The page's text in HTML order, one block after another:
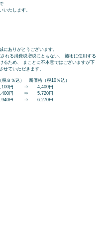
いたします。
にありがとうございます。
れる消費税増税にともない、 施術に使用する
るため、 まことに不本意ではございますが下
せていただきます。
８％込） 新価格（税10％込）
円 ⇒ 4,400円
チ 5,400円 ⇒ 5,720円
⇒ 6,270円